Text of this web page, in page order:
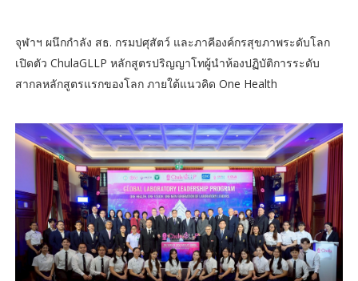
จุฬาฯ ผนึกกำลัง สธ. กรมปศุสัตว์ และภาคีองค์กรสุขภาพระดับโลก
เปิดตัว ChulaGLLP หลักสูตรปริญญาโทผู้นำห้องปฏิบัติการระดับ
สากลหลักสูตรแรกของโลก ภายใต้แนวคิด One Health